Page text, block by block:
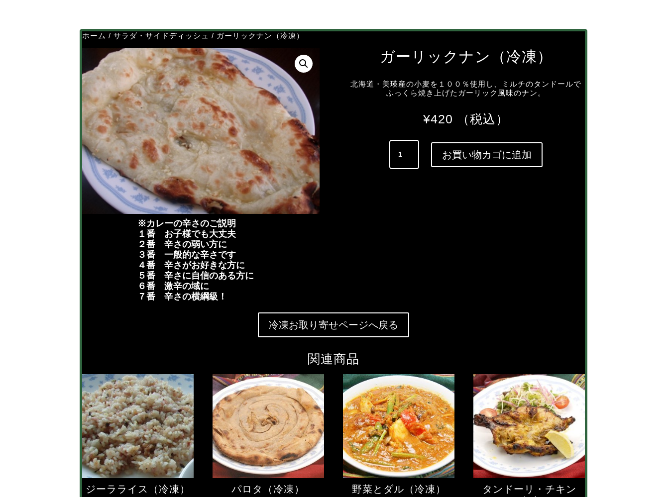
ホーム / サラダ・サイドディッシュ / ガーリックナン（冷凍）
ガーリックナン（冷凍）
北海道・美瑛産の小麦を１００％使用し、ミルチのタンドールで
ふっくら焼き上げたガーリック風味のナン。
¥420 （税込）
ガ
ー
リ
お買い物カゴに追加
※カレーの辛さのご説明
１番　お子様でも大丈夫
２番　辛さの弱い方に
３番　一般的な辛さです
４番　辛さがお好きな方に
５番　辛さに自信のある方に
６番　激辛の域に
７番　辛さの横綱級！
冷凍お取り寄せページへ戻る
関連商品
ジーラライス（冷凍） パロタ（冷凍） 野菜とダル（冷凍）
タンドーリ・チキン